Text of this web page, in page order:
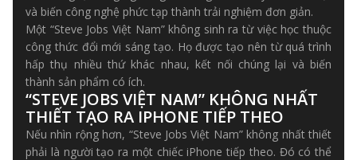
và biến công nghệ phức tạp thành trải nghiệm đơn giản.
Một “Steve Jobs Việt Nam” không sinh ra từ việc học thuộc
công thức đổi mới sáng tạo. Họ được tạo nên từ quá trình
hấp thụ nhiều thứ khác nhau, kết nối chúng lại và biến
thành sản phẩm có ích.
“STEVE JOBS VIỆT NAM” KHÔNG NHẤT
THIẾT TẠO RA IPHONE TIẾP THEO
Nếu nhìn rộng hơn, “Steve Jobs Việt Nam” không nhất thiết
phải là người tạo ra một chiếc iPhone tiếp theo. Đó có thể